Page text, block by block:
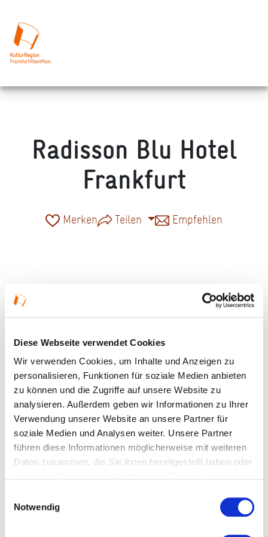
Diese Webseite verwendet Cookies
Wir verwenden Cookies, um Inhalte und Anzeigen zu
personalisieren, Funktionen für soziale Medien anbieten
zu können und die Zugriffe auf unsere Website zu
analysieren. Außerdem geben wir Informationen zu Ihrer
Verwendung unserer Website an unsere Partner für
soziale Medien und Analysen weiter. Unsere Partner
führen diese Informationen möglicherweise mit weiteren
Daten zusammen, die Sie ihnen bereitgestellt haben oder
Notwendig
Radisson Blu Hotel
Frankfurt
Merken Teilen Empfehlen
Ort und Anfahrt
Franklinstraße 65
60486 Frankfurt am Main